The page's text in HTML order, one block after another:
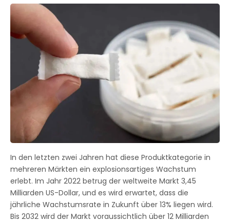
In den letzten zwei Jahren hat diese Produktkategorie in
mehreren Märkten ein explosionsartiges Wachstum
erlebt. Im Jahr 2022 betrug der weltweite Markt 3,45
Milliarden US-Dollar, und es wird erwartet, dass die
jährliche Wachstumsrate in Zukunft über 13% liegen wird.
Bis 2032 wird der Markt voraussichtlich über 12 Milliarden